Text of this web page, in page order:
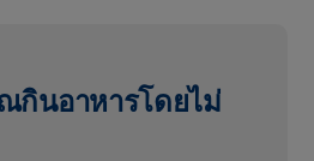
กินอาหารโดยไม่